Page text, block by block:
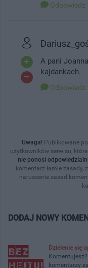
Odpowiedz
A pani
kajdankach.
Odpowiedz
Uwaga! Publikowane
użytkowników serwisu,
nie ponosi
komentarz łamie
naruszenie zasad
DODAJ NOWY
Dzielenie się
komentarzy